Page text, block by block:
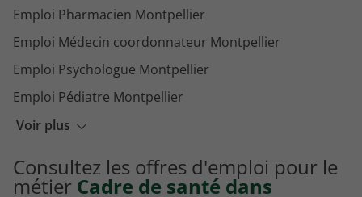
Voir plus
Emploi Pharmacien Montpellier
Emploi Médecin coordonnateur Montpellier
Emploi Psychologue Montpellier
Emploi Pédiatre Montpellier
Emploi Médecin MPR Montpellier
Emploi Orthoptiste Montpellier
Consultez les offres d'emploi pour le
métier Cadre de santé dans